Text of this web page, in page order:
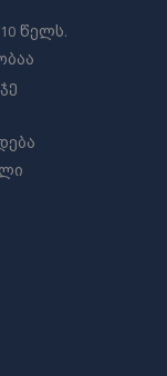
წელს.